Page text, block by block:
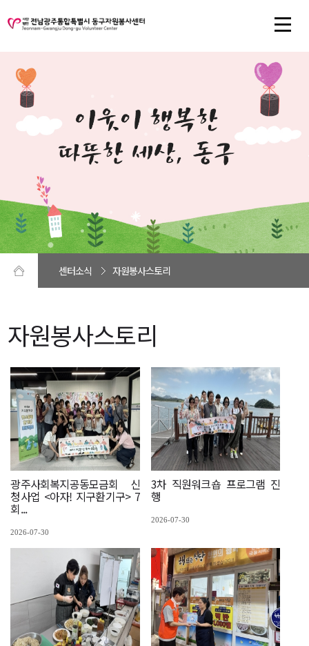
센터소식 자원봉사스토리
자원봉사스토리
광주사회복지공동모금회 신
청사업 <아자! 지구환기구> 7
회...
2026-07-30
3차 직원워크숍 프로그램 진
행
2026-07-30